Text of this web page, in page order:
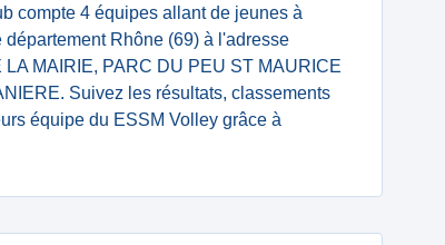
compte 4 équipes allant de jeunes à
Rhône (69) à l'adresse
MAIRIE, PARC DU PEU ST MAURICE
Suivez les résultats, classements
équipe du ESSM Volley grâce à